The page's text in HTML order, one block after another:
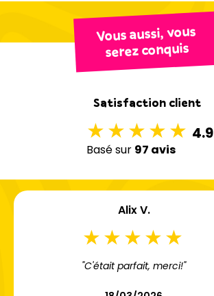
Vous aussi, vous
serez conquis
Satisfaction client
4.9
Basé sur 97 avis
Alix V.
"C'était parfait, merci!"